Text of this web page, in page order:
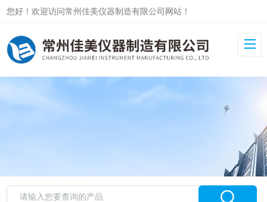
您好！欢迎访问常州佳美仪器制造有限公司网站！